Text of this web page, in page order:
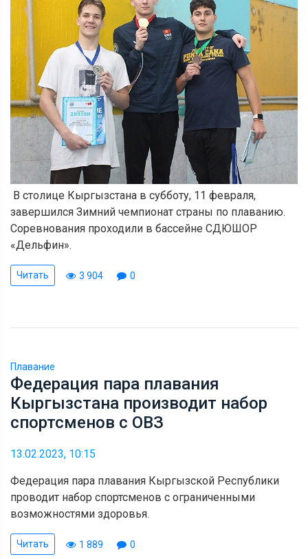
В столице Кыргызстана в субботу, 11 февраля,
завершился Зимний чемпионат страны по плаванию.
Соревнования проходили в бассейне СДЮШОР
«Дельфин».
Читать 3 904 0
Плавание
Федерация пара плавания
Кыргызстана производит набор
спортсменов с ОВЗ
13.02.2023, 10:15
Федерация пара плавания Кыргызской Республики
проводит набор спортсменов с ограниченными
возможностями здоровья.
Читать 1 889 0